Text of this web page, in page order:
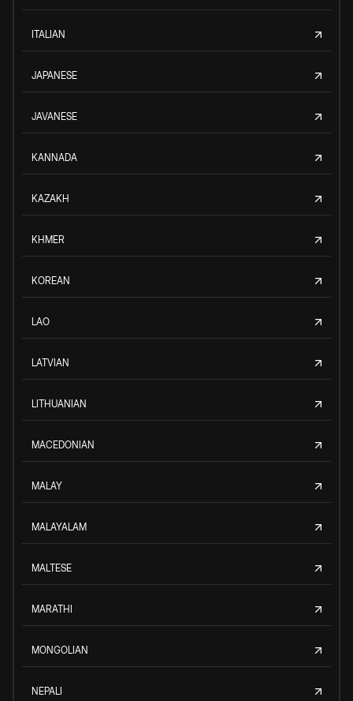
ITALIAN
JAPANESE
JAVANESE
KANNADA
KAZAKH
KHMER
KOREAN
LAO
LATVIAN
LITHUANIAN
MACEDONIAN
MALAY
MALAYALAM
MALTESE
MARATHI
MONGOLIAN
NEPALI